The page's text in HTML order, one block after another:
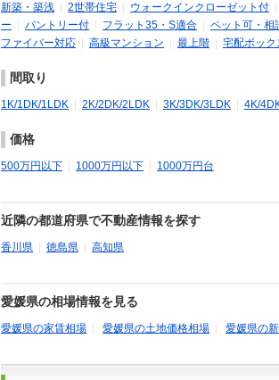
新築・築浅 2世帯住宅 ウォークインクローゼット付
ー
パントリー付 フラット35・S適合 ペット可・相
ファイバー対応
高級マンション 最上階 宅配ボック
間取り
1K/1DK/1LDK 2K/2DK/2LDK 3K/3DK/3LDK 4K/
価格
500万円以下 1000万円以下 1000万円台
近隣の都道府県で不動産情報を探す
香川県 徳島県 高知県
愛媛県の相場情報を見る
愛媛県の家賃相場 愛媛県の土地価格相場 愛媛県の